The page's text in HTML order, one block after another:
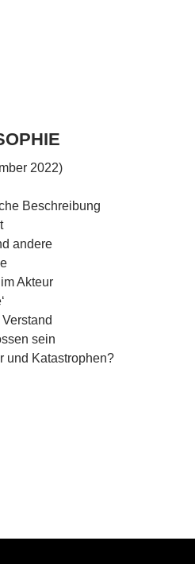
2022)
Beschreibung
andere
Akteur
sein
und Katastrophen?